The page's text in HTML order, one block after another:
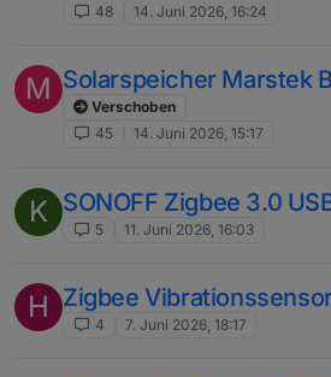
48 14. Juni 2026, 16:24
M Solarspeicher Marstek
Verschoben
45
14. Juni 2026, 15:17
K SONOFF Zigbee 3.0
5 11. Juni 2026, 16:03
H Zigbee
4 7. Juni 2026, 18:17